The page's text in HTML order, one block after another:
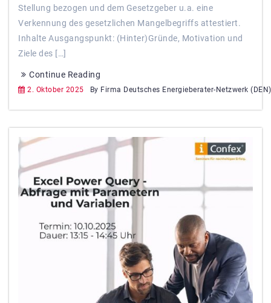
Stellung bezogen und dem Gesetzgeber u.a. eine
Verkennung des gesetzlichen Mangelbegriffs attestiert.
Inhalte Ausgangspunkt: (Hinter)Gründe, Motivation und
Ziele des […]
Continue Reading
2. Oktober 2025 By Firma Deutsches Energieberater-Netzwerk (DEN)